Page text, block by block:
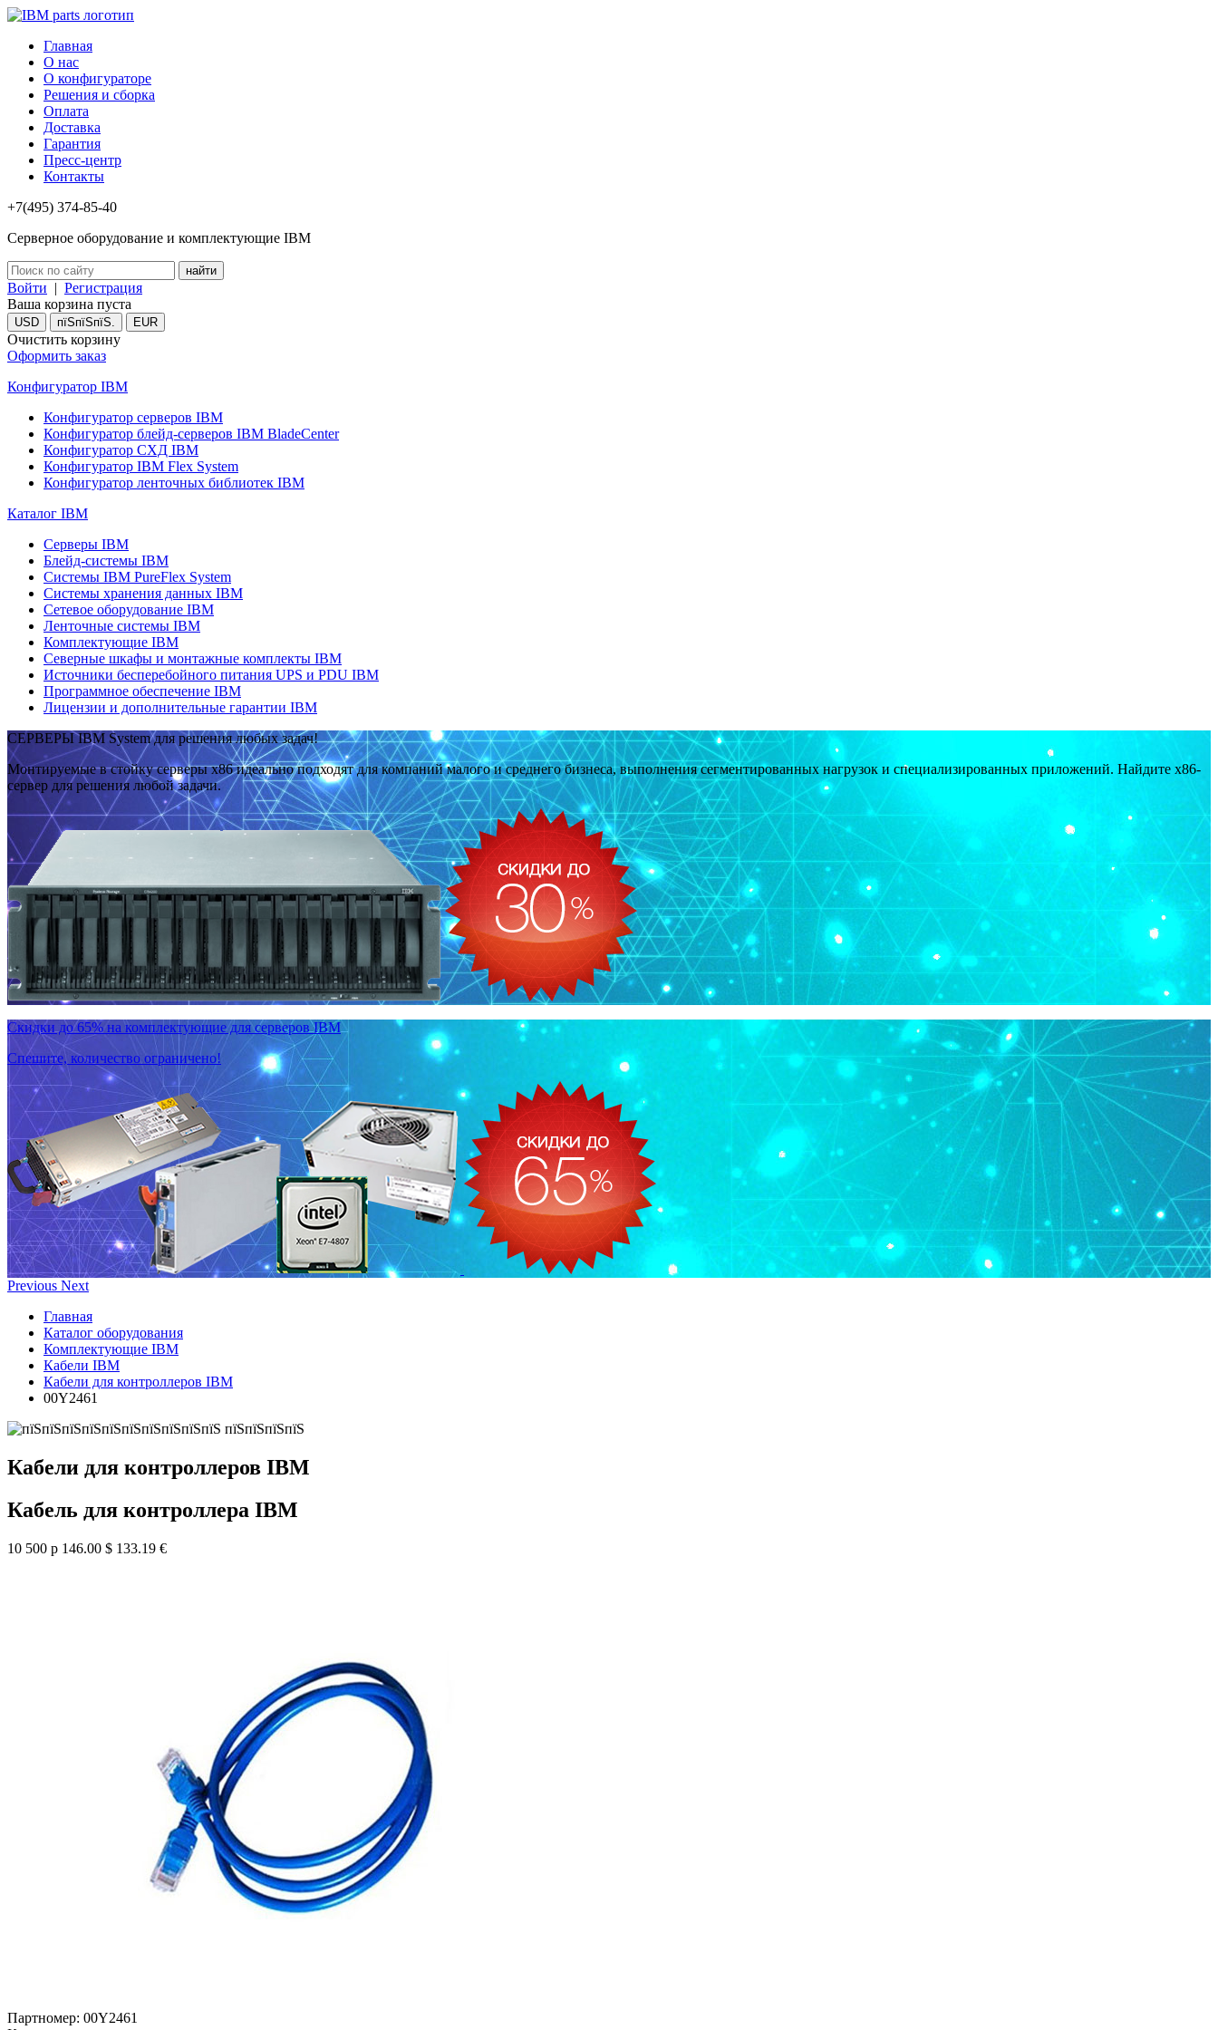
Главная
О нас
О конфигураторе
Решения и сборка
Оплата
Доставка
Гарантия
Пресс-центр
Контакты
+7(495) 374-85-40
Серверное оборудование и комплектующие IBM
Войти | Регистрация
Ваша корзина пуста
USD пїЅпїЅпїЅ. EUR
Очистить корзину
Оформить заказ
Конфигуратор IBM
Конфигуратор серверов IBM
Конфигуратор блейд-серверов IBM BladeCenter
Конфигуратор СХД IBM
Конфигуратор IBM Flex System
Конфигуратор ленточных библиотек IBM
Каталог IBM
Серверы IBM
Блейд-системы IBM
Системы IBM PureFlex System
Системы хранения данных IBM
Сетевое оборудование IBM
Ленточные системы IBM
Комплектующие IBM
Северные шкафы и монтажные комплекты IBM
Источники бесперебойного питания UPS и PDU IBM
Программное обеспечение IBM
Лицензии и дополнительные гарантии IBM
СЕРВЕРЫ IBM System для решения любых задач!
Монтируемые в стойку серверы x86 идеально подходят для компаний малого и среднего бизнеса, выполнения сегментированных нагрузок и специализированных приложений. Найдите x86-
сервер для решения любой задачи.
Скидки до 65% на комплектующие для серверов IBM
Спешите, количество ограничено!
Previous Next
Главная
Каталог оборудования
Комплектующие IBM
Кабели IBM
Кабели для контроллеров IBM
00Y2461
Кабели для контроллеров IBM
Кабель для контроллера IBM
10 500 р 146.00 $ 133.19 €
Партномер: 00Y2461